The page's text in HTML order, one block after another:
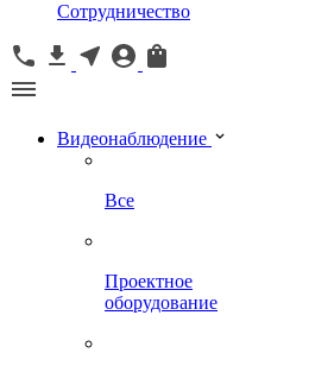
Сотрудничество
Видеонаблюдение
Все
Проектное
оборудование